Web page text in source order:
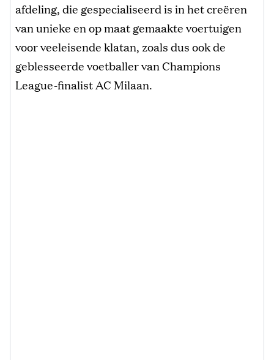
afdeling, die gespecialiseerd is in het creëren
van unieke en op maat gemaakte voertuigen
voor veeleisende klatan, zoals dus ook de
geblesseerde voetballer van Champions
League-finalist AC Milaan.